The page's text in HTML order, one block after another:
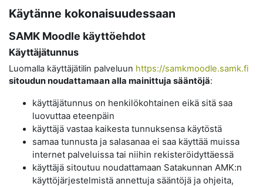
Käytänne kokonaisuudessaan
SAMK Moodle käyttöehdot
Käyttäjätunnus
Luomalla käyttäjätilin palveluun https://samkmoodle.samk.fi
sitoudun noudattamaan alla mainittuja sääntöjä:
käyttäjätunnus on henkilökohtainen eikä sitä saa
luovuttaa eteenpäin
käyttäjä vastaa kaikesta tunnuksensa käytöstä
samaa tunnusta ja salasanaa ei saa käyttää muissa
internet palveluissa tai niihin rekisteröidyttäessä
käyttäjä sitoutuu noudattamaan Satakunnan AMK:n
käyttöjärjestelmistä annettuja sääntöjä ja ohjeita,